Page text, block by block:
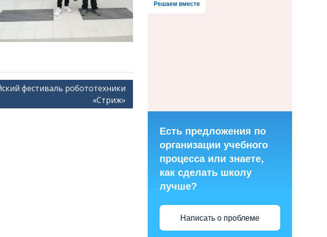
фестиваль робототехники
«Стриж»
Решаем вместе
Есть предложения по
организации учебного
процесса или знаете,
как сделать школу
лучше?
Написать о проблеме